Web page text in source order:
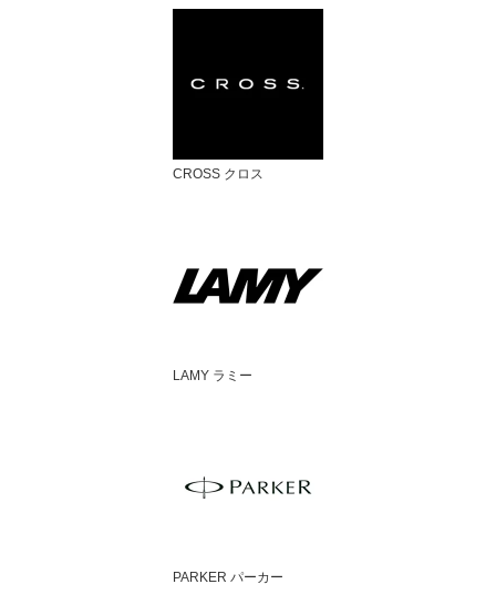
CROSS クロス
LAMY ラミー
PARKER パーカー